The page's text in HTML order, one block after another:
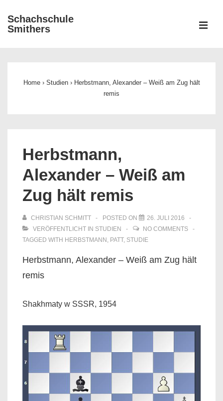
Zum
Inhalt
Schachschule
Smithers
Home › Studien › Herbstmann, Alexander – Weiß am Zug hält
remis
Herbstmann,
Alexander – Weiß am
Zug hält remis
CHRISTIAN SCHMITT POSTED ON
26. JULI 2016
VERÖFFENTLICHT IN STUDIEN
NO COMMENTS
TAGGED WITH HERBSTMANN , PATT, STUDIE
Herbstmann, Alexander – Weiß am Zug hält
remis
Shakhmaty w SSSR, 1954